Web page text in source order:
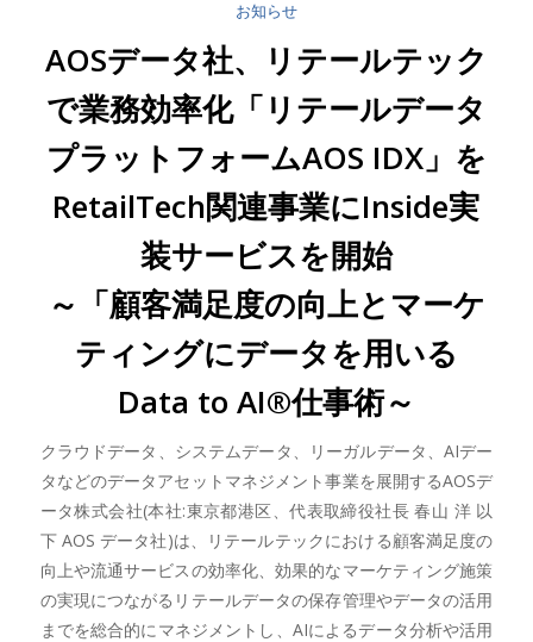
お知らせ
AOSデータ社、リテールテック
で業務効率化「リテールデータ
プラットフォームAOS IDX」を
RetailTech関連事業にInside実
装サービスを開始
～「顧客満足度の向上とマーケ
ティングにデータを用いる
Data to AI®仕事術～
クラウドデータ、システムデータ、リーガルデータ、AIデー
タなどのデータアセットマネジメント事業を展開するAOSデ
ータ株式会社(本社:東京都港区、代表取締役社長 春山 洋 以
下 AOS データ社)は、リテールテックにおける顧客満足度の
向上や流通サービスの効率化、効果的なマーケティング施策
の実現につながるリテールデータの保存管理やデータの活用
までを総合的にマネジメントし、AIによるデータ分析や活用